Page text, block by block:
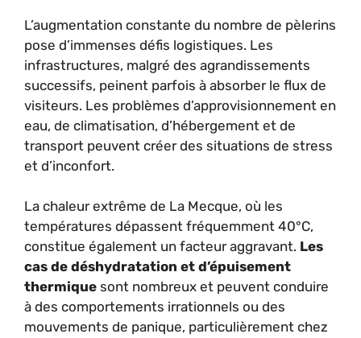
L’augmentation constante du nombre de pèlerins
pose d’immenses défis logistiques. Les
infrastructures, malgré des agrandissements
successifs, peinent parfois à absorber le flux de
visiteurs. Les problèmes d’approvisionnement en
eau, de climatisation, d’hébergement et de
transport peuvent créer des situations de stress
et d’inconfort.
La chaleur extrême de La Mecque, où les
températures dépassent fréquemment 40°C,
constitue également un facteur aggravant. Les
cas de déshydratation et d’épuisement
thermique sont nombreux et peuvent conduire
à des comportements irrationnels ou des
mouvements de panique, particulièrement chez